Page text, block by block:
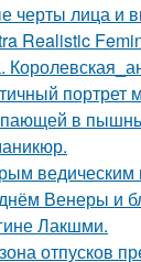
черты лица и
Realistic
портрет
в
днём Венеры и
Лакшми.
отпусков